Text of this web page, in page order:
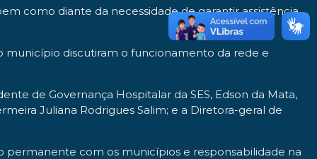
como diante da necessidade de garantir assistência
município discutiram o funcionamento da rede e
de Governança Hospitalar da SES, Edson da Mata,
Juliana Rodrigues Salim; e a Diretora-geral de
permanente com os municípios e responsabilidade na